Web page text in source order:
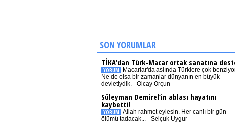
SON YORUMLAR
TİKA’dan Türk-Macar ortak sanatına
YORUM
Macarlar'da aslında Türklere çok
Ne de olsa bir zamanlar dünyanın en büyük
devletiydik. - Olcay Orçun
Süleyman Demirel’in ablası hayatını
kaybetti!
YORUM Allah rahmet eylesin. Her canlı bir gün
ölümü tadacak... - Selçuk Uygur